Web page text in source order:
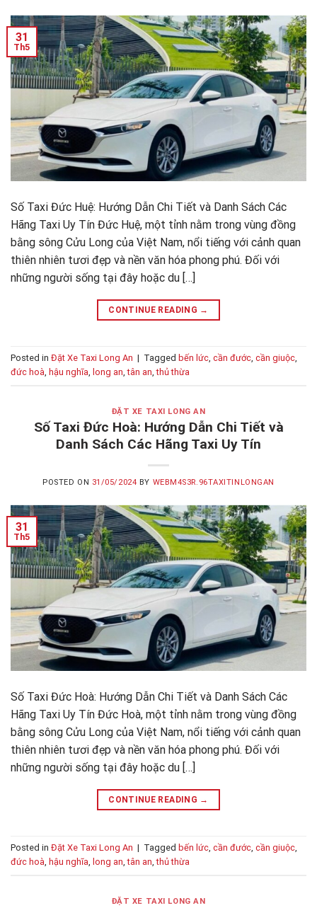
31
Th5
Số Taxi Đức Huệ: Hướng Dẫn Chi Tiết và Danh Sách Các
Hãng Taxi Uy Tín Đức Huệ, một tỉnh nằm trong vùng đồng
bằng sông Cửu Long của Việt Nam, nổi tiếng với cảnh quan
thiên nhiên tươi đẹp và nền văn hóa phong phú. Đối với
những người sống tại đây hoặc du […]
CONTINUE READING →
Posted in Đặt Xe Taxi Long An | Tagged bến lức, cần đước, cần giuộc,
đức hoà, hậu nghĩa, long an,tân an,thủ thừa
ĐẶT XE TAXI LONG AN
Số Taxi Đức Hoà: Hướng Dẫn Chi Tiết và
Danh Sách Các Hãng Taxi Uy Tín
POSTED ON 31/05/2024 BY WEBM4S3R.96TAXITINLONGAN
31
Th5
Số Taxi Đức Hoà: Hướng Dẫn Chi Tiết và Danh Sách Các
Hãng Taxi Uy Tín Đức Hoà, một tỉnh nằm trong vùng đồng
bằng sông Cửu Long của Việt Nam, nổi tiếng với cảnh quan
thiên nhiên tươi đẹp và nền văn hóa phong phú. Đối với
những người sống tại đây hoặc du […]
CONTINUE READING →
Posted in Đặt Xe Taxi Long An | Tagged bến lức, cần đước, cần giuộc,
đức hoà, hậu nghĩa, long an,tân an,thủ thừa
ĐẶT XE TAXI LONG AN